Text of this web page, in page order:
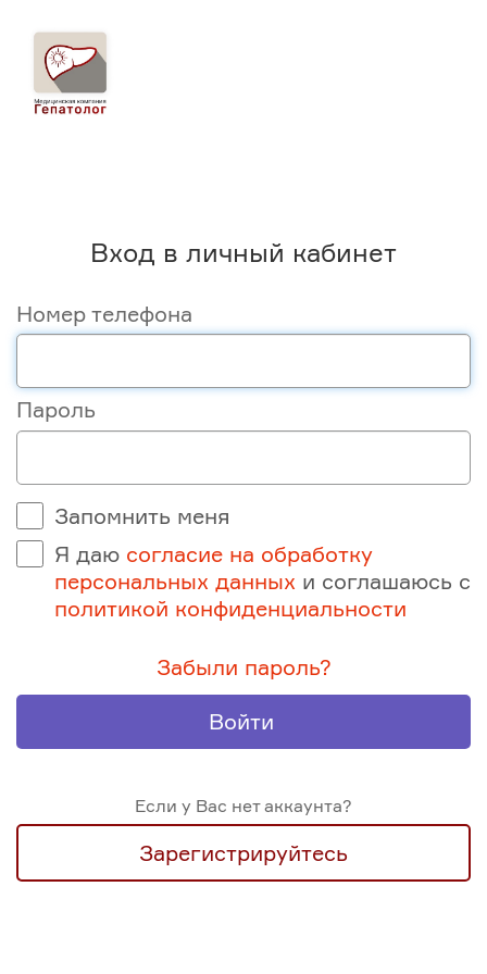
Вход в личный кабинет
Номер телефона
Пароль
Запомнить меня
Я даю согласие на обработку
персональных данных и соглашаюсь с
политикой конфиденциальности
Забыли пароль?
Войти
Если у Вас нет аккаунта?
Зарегистрируйтесь